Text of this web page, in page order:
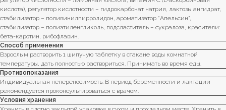
кислота), регулятор кислотности – гидрокарбонат натрия, лактозы ангидрат,
стабилизатор – поливинилпирролидон, ароматизатор “Апельсин”,
стабилизатор – полиэтиленгликоль, подсластитель – сукралоза, красители:
бета-каротин, рибофлавин.
Способ применения
Взрослым растворить 1 шипучую таблетку в стакане воды комнатной
температуры, дать полностью раствориться. Принимать во время еды.
Противопоказания
Индивидуальная непереносимость. В период беременности и лактации
рекомендуется проконсультироваться с врачом.
Условия хранения